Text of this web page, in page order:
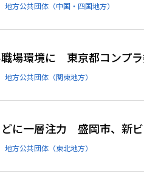
地方公共団体（中国・四国地方）
職場環境に 東京都コンプ
地方公共団体（関東地方）
に一層注力 盛岡市、新
地方公共団体（東北地方）